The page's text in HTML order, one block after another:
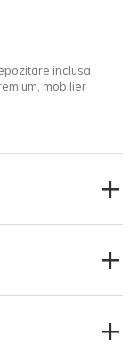
inclusa
mobilier
+
+
+